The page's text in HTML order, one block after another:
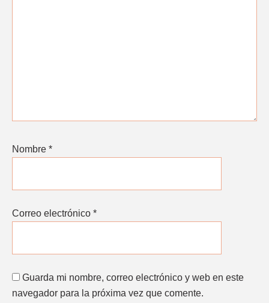
Nombre *
Correo electrónico *
Guarda mi nombre, correo electrónico y web en este
navegador para la próxima vez que comente.